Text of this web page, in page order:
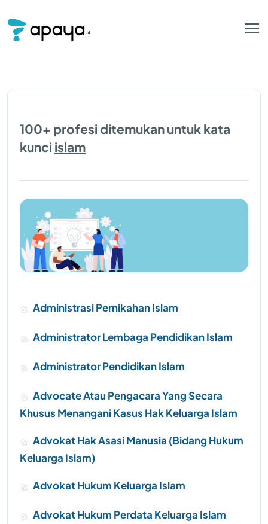
100+ profesi ditemukan untuk kata
kunci islam
Administrasi Pernikahan Islam
Administrator Lembaga Pendidikan Islam
Administrator Pendidikan Islam
Advocate Atau Pengacara Yang Secara
Khusus Menangani Kasus Hak Keluarga Islam
Advokat Hak Asasi Manusia (Bidang Hukum
Keluarga Islam)
Advokat Hukum Keluarga Islam
Advokat Hukum Perdata Keluarga Islam